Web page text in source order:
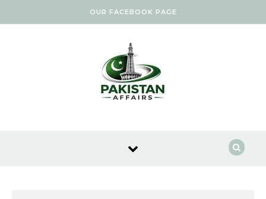
OUR FACEBOOK PAGE